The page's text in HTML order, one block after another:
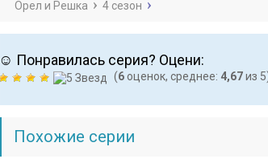
Орел и Решка 4 сезон
☺ Понравилась серия? Оцени:
(6 оценок, среднее: 4,67из
Похожие серии